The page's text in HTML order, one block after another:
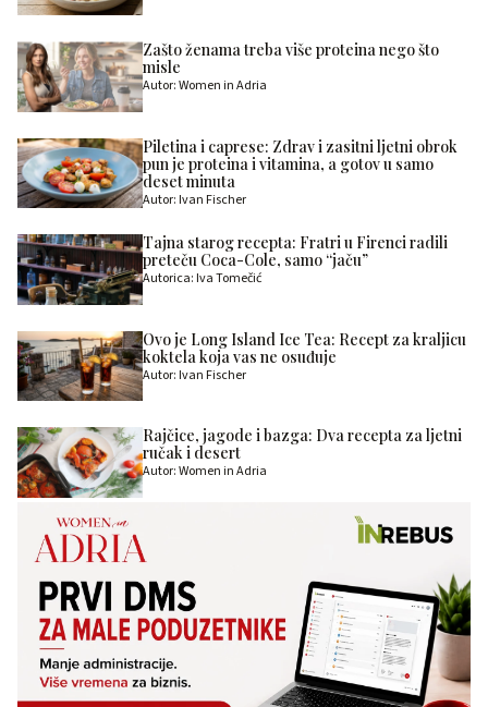
Zašto ženama treba više proteina nego što
misle
Autor: Women in Adria
Piletina i caprese: Zdrav i zasitni ljetni obrok
pun je proteina i vitamina, a gotov u samo
deset minuta
Autor: Ivan Fischer
Tajna starog recepta: Fratri u Firenci radili
preteču Coca-Cole, samo “jaču”
Autorica: Iva Tomečić
Ovo je Long Island Ice Tea: Recept za kraljicu
koktela koja vas ne osuđuje
Autor: Ivan Fischer
Rajčice, jagode i bazga: Dva recepta za ljetni
ručak i desert
Autor: Women in Adria